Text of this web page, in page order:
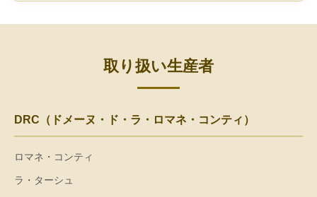
取り扱い生産者
DRC（ドメーヌ・ド・ラ・ロマネ・コンティ）
ロマネ・コンティ
ラ・ターシュ